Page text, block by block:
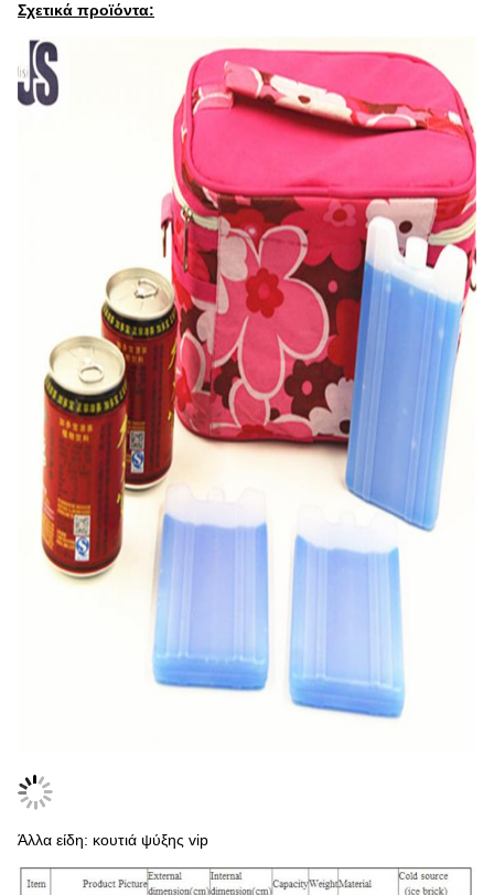
Σχετικά προϊόντα:
Άλλα είδη: κουτιά ψύξης vip